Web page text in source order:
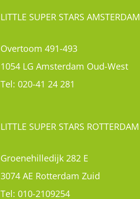
LITTLE SUPER STARS AMSTERDAM
Overtoom 491-493
1054 LG Amsterdam Oud-West
Tel: 020-41 24 281
LITTLE SUPER STARS ROTTERDAM
Groenehilledijk 282 E
3074 AE Rotterdam Zuid
Tel: 010-2109254